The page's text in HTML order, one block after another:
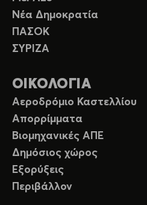
Νέα Δημοκρατία
ΠΑΣΟΚ
ΣΥΡΙΖΑ
ΟΙΚΟΛΟΓΙΑ
Αεροδρόμιο Καστελλίου
Απορρίμματα
Βιομηχανικές ΑΠΕ
Δημόσιος χώρος
Εξορύξεις
Περιβάλλον